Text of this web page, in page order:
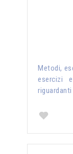
Metodi,
esercizi